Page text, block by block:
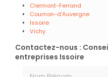
Clermont-Ferrand
Cournon-d'Auvergne
Issoire
Vichy
Contactez-nous :
entreprises Issoire